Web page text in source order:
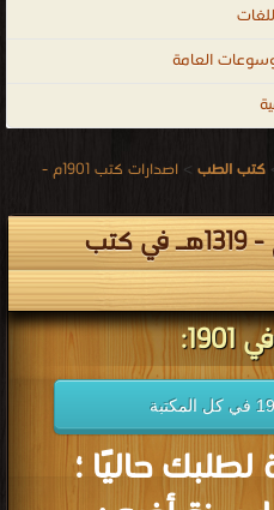
كتب الطب >
اصدارات كتب 1901م -
اصدارات كتب 1901م - 1319هـ في كتب
حاليًا ؛